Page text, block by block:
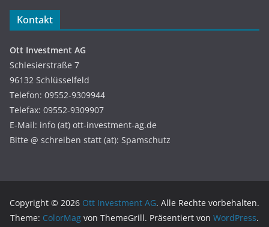
Kontakt
Ott Investment AG
Schlesierstraße 7
96132 Schlüsselfeld
Telefon: 09552-9309944
Telefax: 09552-9309907
E-Mail: info (at) ott-investment-ag.de
Bitte @ schreiben statt (at): Spamschutz
Copyright © 2026 Ott Investment AG. Alle Rechte vorbehalten.
Theme: ColorMag von ThemeGrill. Präsentiert von WordPress.